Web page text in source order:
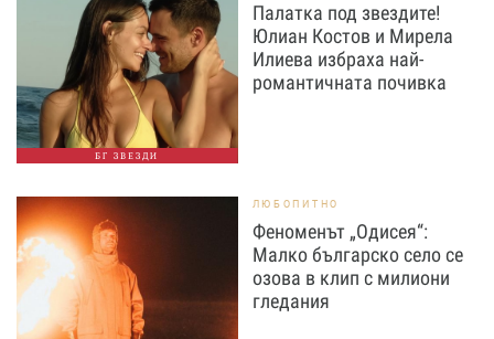
БГ ЗВЕЗДИ
Палатка под звездите!
Юлиан Костов и Мирела
Илиева избраха най-
романтичната почивка
ЛЮБОПИТНО
Феноменът „Одисея“:
Малко българско село се
озова в клип с милиони
гледания